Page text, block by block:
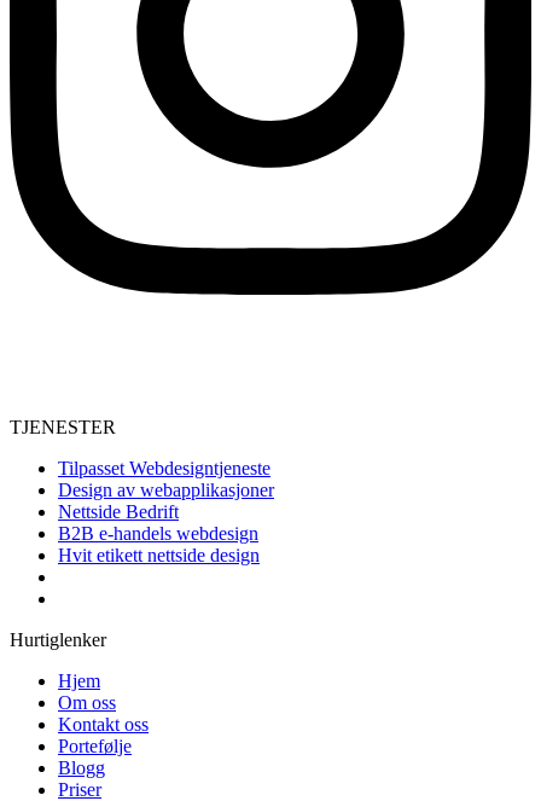
TJENESTER
Tilpasset Webdesigntjeneste
Design av webapplikasjoner
Nettside Bedrift
B2B e-handels webdesign
Hvit etikett nettside design
Hurtiglenker
Hjem
Om oss
Kontakt oss
Portefølje
Blogg
Priser